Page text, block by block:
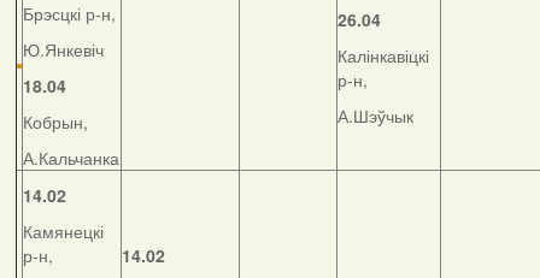
Брэсцкі р-н,
Ю.Янкевіч
18.04
Кобрын,
А.Кальчанка
26.04
Калінкавіцкі
р-н,
А.Шэўчык
14.02
Камянецкі
р-н,
14.02